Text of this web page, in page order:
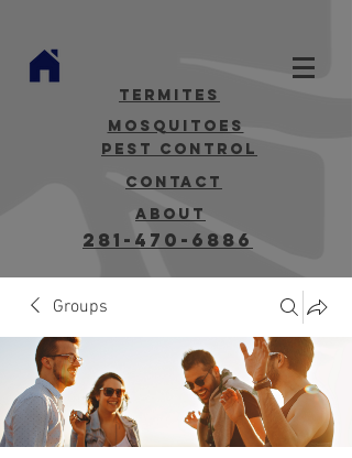
termites
mosquitoes
Pest Control
contact
about
281-470-6886
Groups